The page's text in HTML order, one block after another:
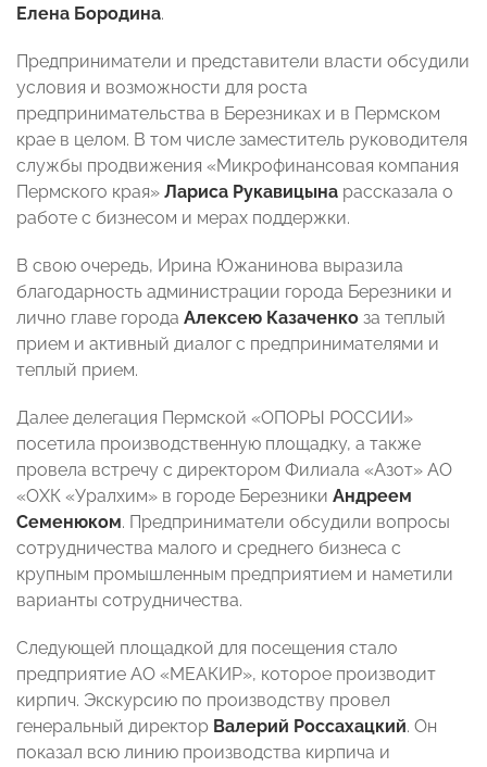
Елена Бородина.
Предприниматели и представители власти обсудили
условия и возможности для роста
предпринимательства в Березниках и в Пермском
крае в целом. В том числе заместитель руководителя
службы продвижения «Микрофинансовая компания
Пермского края» Лариса Рукавицына рассказала о
работе с бизнесом и мерах поддержки.
В свою очередь, Ирина Южанинова выразила
благодарность администрации города Березники и
лично главе города Алексею Казаченко за теплый
прием и активный диалог с предпринимателями и
теплый прием.
Далее делегация Пермской «ОПОРЫ РОССИИ»
посетила производственную площадку, а также
провела встречу с директором Филиала «Азот» АО
«ОХК «Уралхим» в городе Березники Андреем
Семенюком. Предприниматели обсудили вопросы
сотрудничества малого и среднего бизнеса с
крупным промышленным предприятием и наметили
варианты сотрудничества.
Следующей площадкой для посещения стало
предприятие АО «МЕАКИР», которое производит
кирпич. Экскурсию по производству провел
генеральный директор Валерий Россахацкий. Он
показал всю линию производства кирпича и